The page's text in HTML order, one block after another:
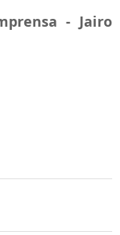
- Jairo